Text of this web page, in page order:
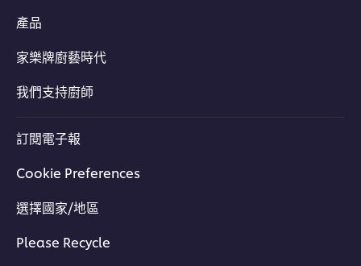
產品
家樂牌廚藝時代
我們支持廚師
訂閱電子報
Cookie Preferences
選擇國家/地區
Please Recycle